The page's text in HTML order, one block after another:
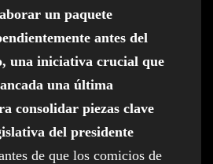
un paquete
antes del
una iniciativa crucial que
una última
consolidar piezas clave
del presidente
de que los comicios de